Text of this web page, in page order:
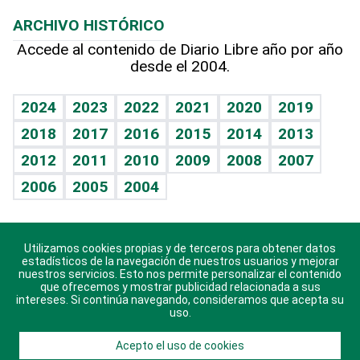
Hablando con el pediatra
Vida y familia
Eñe
Celebrando la vida
Sin complejos
En pocas palabras
Escuchando al corazón
Economía Personal
Línea de hit
TBT Deportivo
Hecho en casa
Guía del dinero
Cumpleaños
Horóscopos
Crucigramas
ARCHIVO HISTÓRICO
Accede al contenido de Diario Libre año por año
desde el 2004.
2024 2023 2022 2021 2020
2019
2018
2017 2016 2015 2014
2013
2012
2011 2010 2009 2008
2007
2006
2005 2004
Descarga nuestras aplicaciones para Android, iOS y
sistema Huawei.
Utilizamos cookies propias y de terceros para obtener datos
estadísticos de la navegación de nuestros usuarios y mejorar
nuestros servicios. Esto nos permite personalizar el contenido
que ofrecemos y mostrar publicidad relacionada a sus
intereses. Si continúa navegando, consideramos que acepta su
uso.
Acepto el uso de cookies